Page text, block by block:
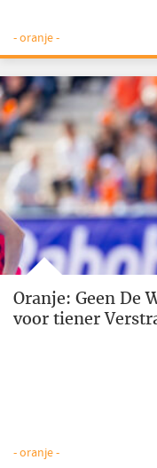
- oranje -
Oranje: Geen De
voor tiener
- oranje -